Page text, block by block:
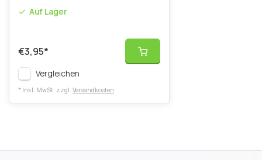
Auf Lager
€3,95*
Vergleichen
* Inkl. MwSt. zzgl. Versandkosten